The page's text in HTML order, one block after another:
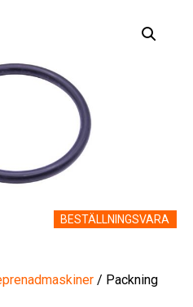
BESTÄLLNINGSVARA
/ Packning